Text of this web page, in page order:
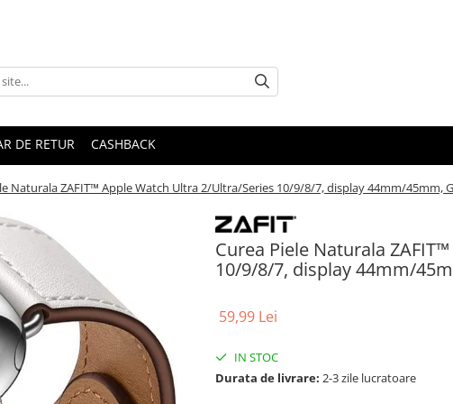
DE RETUR CASHBACK
Naturala ZAFIT™ Apple Watch Ultra 2/Ultra/Series 10/9/8/7, display 44mm/45mm,
Curea Piele Naturala
10/9/8/7, display 44mm/
59,99 Lei
IN STOC
Durata de livrare: 2-3 zile lucratoare